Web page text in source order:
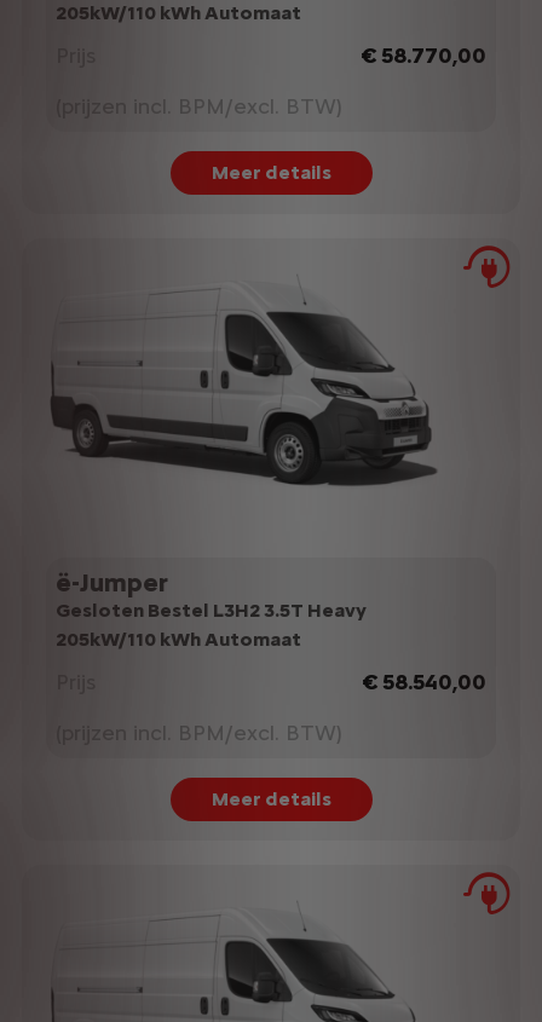
205kW/110 kWh Automaat
€ 58.770,00
(prijzen incl. BPM/excl. BTW)
Meer details
ë-Jumper
Gesloten Bestel L3H2 3.5T Heavy
205kW/110 kWh Automaat
€ 58.540,00
(prijzen incl. BPM/excl. BTW)
Meer details